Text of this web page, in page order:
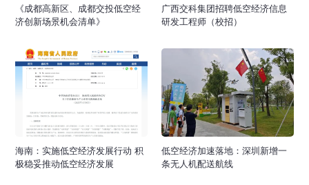
《成都高新区、成都交投低空经
济创新场景机会清单》
广西交科集团招聘低空经济信息
研发工程师（校招）
海南：实施低空经济发展行动 积
极稳妥推动低空经济发展
低空经济加速落地：深圳新增一
条无人机配送航线